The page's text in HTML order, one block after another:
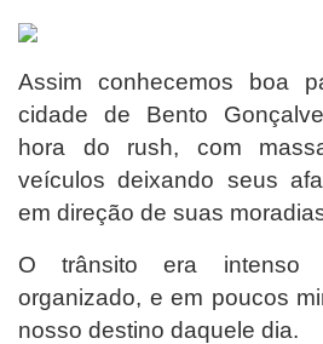
Assim conhecemos boa
cidade de Bento
hora do rush, com
veículos deixando seus
em direção de suas
O trânsito era intenso
organizado, e em poucos
nosso destino daquele dia.